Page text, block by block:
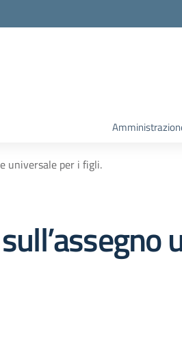
universale per i figli.